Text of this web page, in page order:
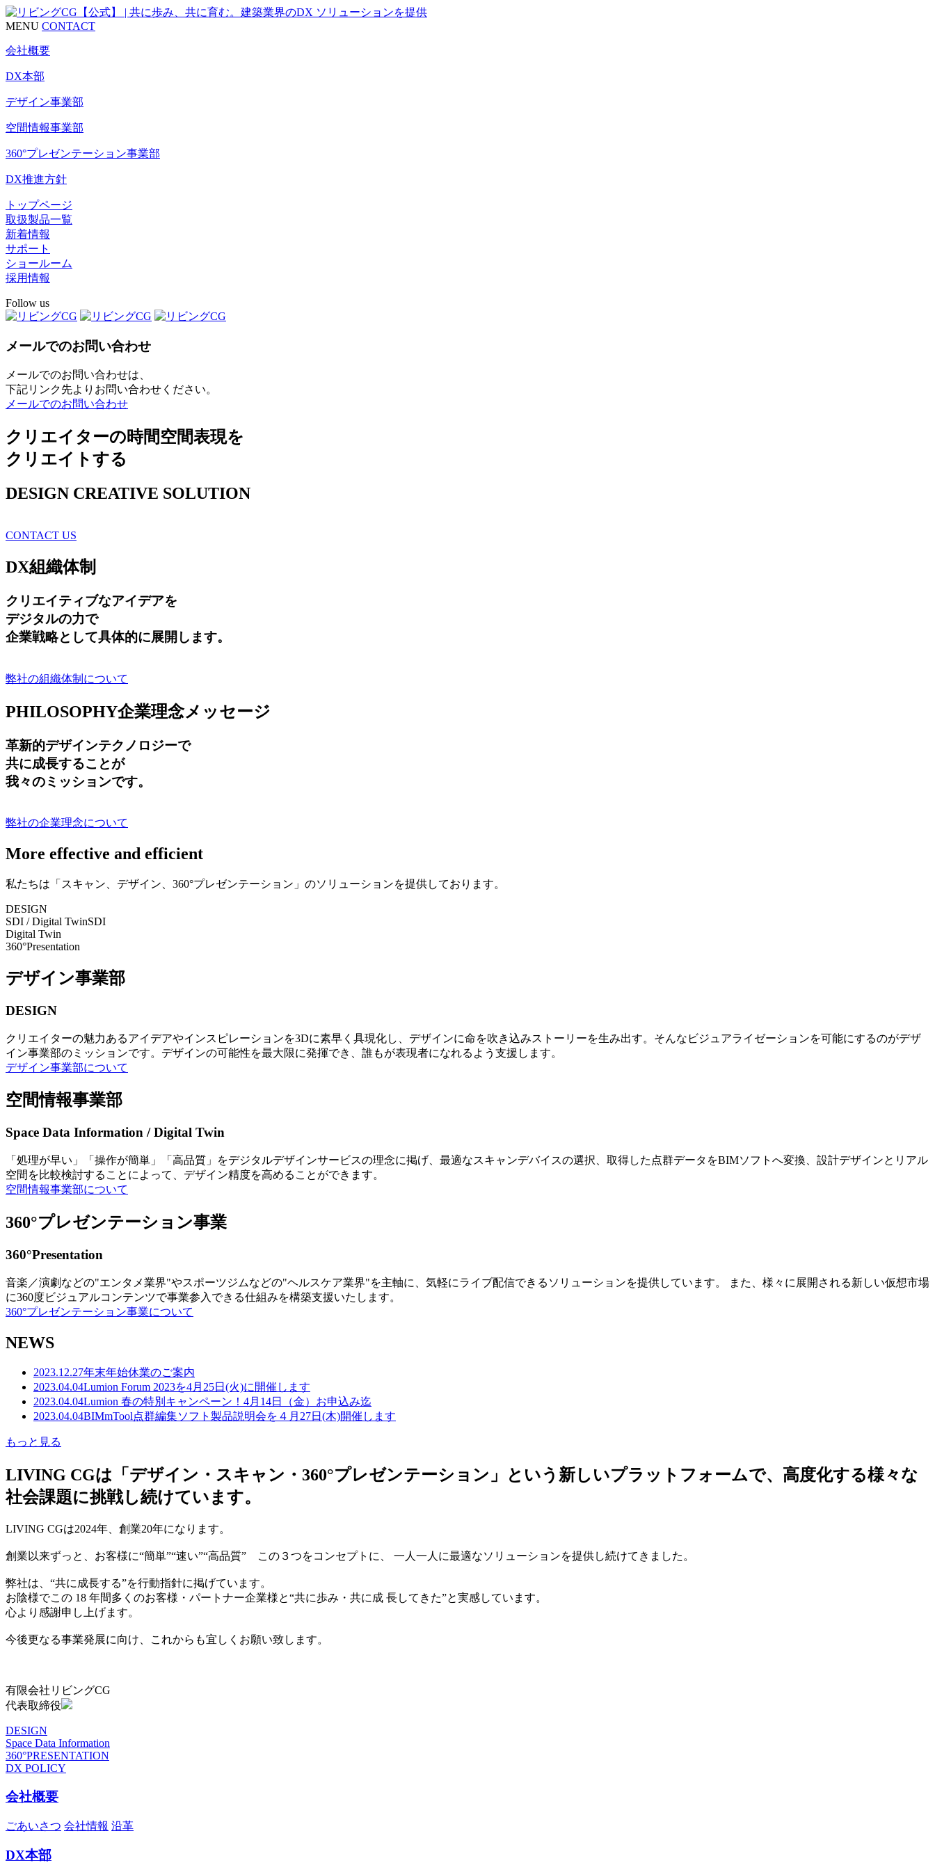
MENU CONTACT
会社概要
DX本部
デザイン事業部
空間情報事業部
360°プレゼンテーション事業部
DX推進方針
トップページ
取扱製品一覧
新着情報
サポート
ショールーム
採用情報
Follow us
メールでのお問い合わせ
メールでのお問い合わせは、
下記リンク先よりお問い合わせください。
メールでのお問い合わせ
クリエイターの時間空間表現を
クリエイトする
DESIGN CREATIVE SOLUTION
CONTACT US
DX組織体制
クリエイティブなアイデアを
デジタルの力で
企業戦略として具体的に展開します。
弊社の組織体制について
PHILOSOPHY企業理念メッセージ
革新的デザインテクノロジーで
共に成長することが
我々のミッションです。
弊社の企業理念について
More effective and efficient
私たちは「スキャン、デザイン、360°プレゼンテーション」のソリューションを提供しております。
DESIGN
SDI / Digital TwinSDI
Digital Twin
360°Presentation
デザイン事業部
DESIGN
クリエイターの魅力あるアイデアやインスピレーションを3Dに素早く具現化し、デザインに命を吹き込みストーリーを生み出す。そんなビジュアライゼーションを可能にするのがデザ
イン事業部のミッションです。デザインの可能性を最大限に発揮でき、誰もが表現者になれるよう支援します。
デザイン事業部について
空間情報事業部
Space Data Information / Digital Twin
「処理が早い」「操作が簡単」「高品質」をデジタルデザインサービスの理念に掲げ、最適なスキャンデバイスの選択、取得した点群データをBIMソフトへ変換、設計デザインとリアル
空間を比較検討することによって、デザイン精度を高めることができます。
空間情報事業部について
360°プレゼンテーション事業
360°Presentation
音楽／演劇などの"エンタメ業界"やスポーツジムなどの"ヘルスケア業界"を主軸に、気軽にライブ配信できるソリューションを提供しています。 また、様々に展開される新しい仮想市場
に360度ビジュアルコンテンツで事業参入できる仕組みを構築支援いたします。
360°プレゼンテーション事業について
NEWS
2023.12.27年末年始休業のご案内
2023.04.04Lumion Forum 2023を4月25日(火)に開催します
2023.04.04Lumion 春の特別キャンペーン！4月14日（金）お申込み迄
2023.04.04BIMmTool点群編集ソフト製品説明会を４月27日(木)開催します
もっと見る
LIVING CGは「デザイン・スキャン・360°プレゼンテーション」という新しいプラットフォームで、高度化する様々な
社会課題に挑戦し続けています。
LIVING CGは2024年、創業20年になります。
創業以来ずっと、お客様に“簡単”“速い”“高品質” この３つをコンセプトに、 一人一人に最適なソリューションを提供し続けてきました。
弊社は、“共に成長する”を行動指針に掲げています。
お陰様でこの 18 年間多くのお客様・パートナー企業様と“共に歩み・共に成 長してきた”と実感しています。
心より感謝申し上げます。
今後更なる事業発展に向け、これからも宜しくお願い致します。
有限会社リビングCG
代表取締役
DESIGN
Space Data Information
360°PRESENTATION
DX POLICY
会社概要
ごあいさつ 会社情報 沿革
DX本部